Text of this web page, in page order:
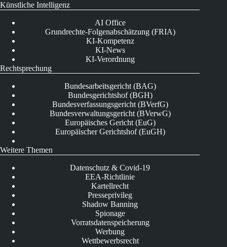
Künstliche Intelligenz
AI Office
Grundrechte-Folgenabschätzung (FRIA)
KI-Kompetenz
KI-News
KI-Verordnung
Rechtsprechung
Bundesarbeitsgericht (BAG)
Bundesgerichtshof (BGH)
Bundesverfassungsgericht (BVerfG)
Bundesverwaltungsgericht (BVerwG)
Europäisches Gericht (EuG)
Europäischer Gerichtshof (EuGH)
Weitere Themen
Datenschutz & Covid-19
EEA-Richtlinie
Kartellrecht
Presseprivileg
Shadow Banning
Spionage
Vorratsdatenspeicherung
Werbung
Wettbewerbsrecht